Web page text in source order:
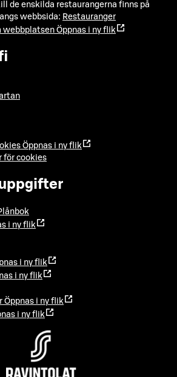
de enskilda restaurangerna finns på
webbsida: Restauranger
webbplatsen Öppnas i ny flik
Öppnas i ny flik
för cookies
i ny flik
i ny flik
i ny flik
Öppnas i ny flik
i ny flik